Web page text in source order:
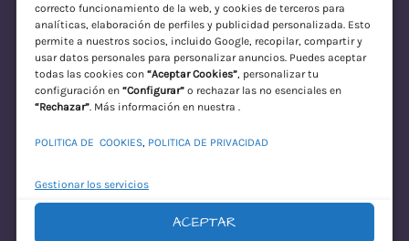
correcto funcionamiento de la web, y cookies de terceros para
analíticas, elaboración de perfiles y publicidad personalizada. Esto
permite a nuestros socios, incluido Google, recopilar, compartir y
usar datos personales para personalizar anuncios. Puedes aceptar
todas las cookies con “Aceptar Cookies”, personalizar tu
configuración en “Configurar”o rechazar las no esenciales en
“Rechazar”. Más información en nuestra .
POLITICA DE COOKIES, POLITICA DE PRIVACIDAD
Gestionar los servicios
ACEPTAR
MisDiabluras | Sexshop Online con Envío
Discreto en España
Acceder